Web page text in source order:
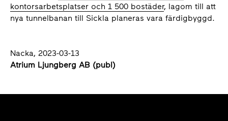
kontorsarbetsplatser och 1 500 bostäder, lagom till att
nya tunnelbanan till Sickla planeras vara färdigbyggd.
Nacka, 2023-03-13
Atrium Ljungberg AB (publ)